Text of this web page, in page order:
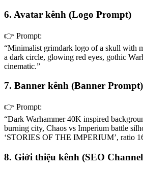
6. Avatar kênh (Logo Prompt)
👉 Prompt:
“Minimalist grimdark logo of a skull with
a dark circle, glowing red eyes, gothic
cinematic.”
7. Banner kênh (Banner Prompt)
👉 Prompt:
“Dark Warhammer 40K inspired
burning city, Chaos vs Imperium battle
‘STORIES OF THE IMPERIUM’, ratio
8. Giới thiệu kênh (SEO